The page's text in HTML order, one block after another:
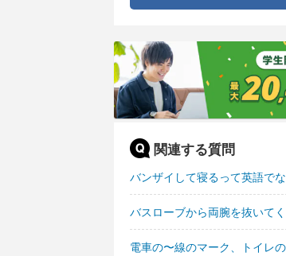
関連する質問
バンザイして寝るって英語で
バスローブから両腕を抜いて
電車の〜線のマーク、トイレ